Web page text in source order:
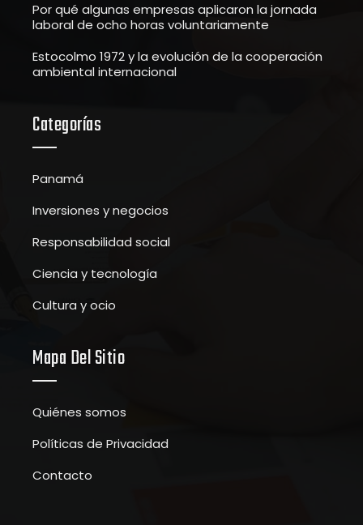
Por qué algunas empresas aplicaron la jornada
laboral de ocho horas voluntariamente
Estocolmo 1972 y la evolución de la cooperación
ambiental internacional
Categorías
Panamá
Inversiones y negocios
Responsabilidad social
Ciencia y tecnología
Cultura y ocio
Mapa Del Sitio
Quiénes somos
Políticas de Privacidad
Contacto